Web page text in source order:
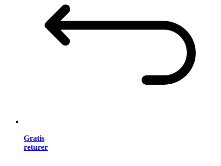
Gratis
returer